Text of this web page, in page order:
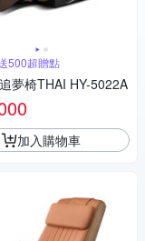
500超贈點
夢椅THAI HY-5022A
加入購物車